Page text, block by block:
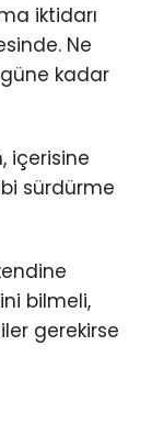
iktidarı
Ne
kadar
içerisine
sürdürme
bilmeli,
gerekirse